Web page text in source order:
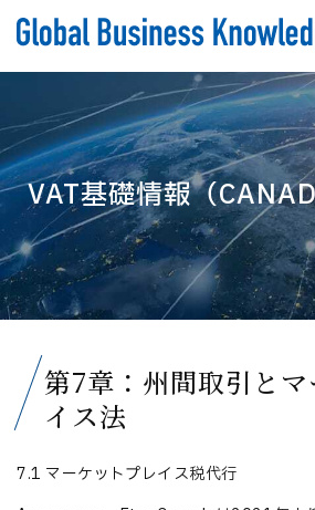
VAT基礎情報（
第7章：州間取引とマ
イス法
7.1 マーケットプレイス税代行